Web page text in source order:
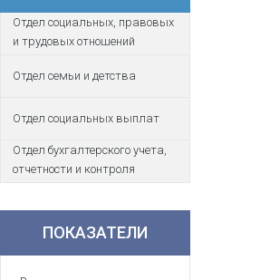
Отдел социальных, правовых
и трудовых отношений
Отдел семьи и детства
Отдел социальных выплат
Отдел бухгалтерского учета,
отчетности и контроля
ПОКАЗАТЕЛИ